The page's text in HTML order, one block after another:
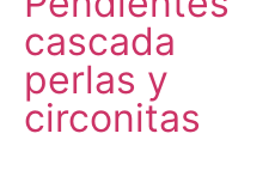
cascada
perlas y
circonitas